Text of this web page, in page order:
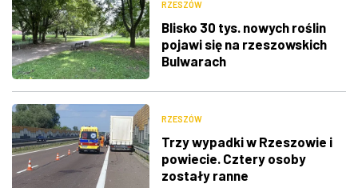
RZESZÓW
Blisko 30 tys. nowych roślin
pojawi się na rzeszowskich
Bulwarach
RZESZÓW
Trzy wypadki w Rzeszowie i
powiecie. Cztery osoby
zostały ranne